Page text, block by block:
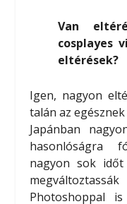
Van
cosplayes
eltérések?
Igen, nagyon
talán az egésznek
Japánban
hasonlóságra
nagyon sok időt
Photoshoppal